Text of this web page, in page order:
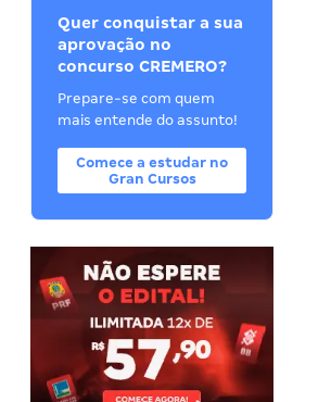
Quer conquistar a sua
aprovação no
concurso CREMERO?
Prepare-se com quem
mais entende do assunto!
Comece a estudar no
Gran Cursos